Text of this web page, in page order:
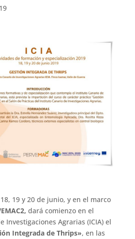
19 y 20 de junio, y en el marco
dará comienzo en el
Investigaciones Agrarias (ICIA) el
Integrada de Thrips», en las